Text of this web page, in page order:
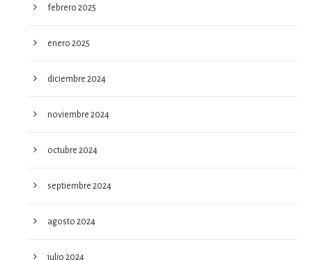
febrero 2025
enero 2025
diciembre 2024
noviembre 2024
octubre 2024
septiembre 2024
agosto 2024
julio 2024